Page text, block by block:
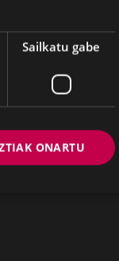
Sailkatu gabe
ONARTU